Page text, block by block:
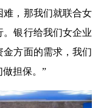
难，那我们就联合女
银行给我们女企业
方面的需求，我们
担保。”